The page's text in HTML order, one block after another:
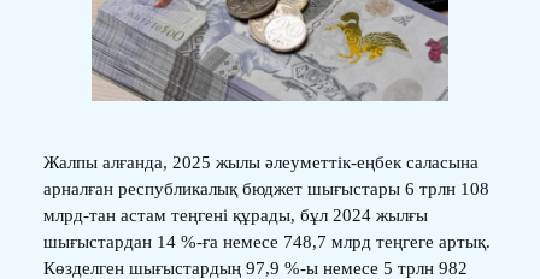
Жалпы алғанда, 2025 жылы әлеуметтік-еңбек саласына
арналған республикалық бюджет шығыстары 6 трлн 108
млрд-тан астам теңгені құрады, бұл 2024 жылғы
шығыстардан 14 %-ға немесе 748,7 млрд теңгеге артық.
Көзделген шығыстардың 97,9 %-ы немесе 5 трлн 982